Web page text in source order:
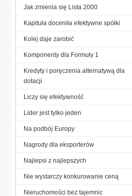
Jak zmienia się Lista 2000
Kapituła doceniła efektywne spółki
Kolej daje zarobić
Komponenty dla Formuły 1
Kredyty i poręczenia alternatywą dla
dotacji
Liczy się efektywność
Lider jest tylko jeden
Na podbój Europy
Nagrody dla eksporterów
Najlepsi z najlepszych
Nie wystarczy konkurowanie ceną
Nieruchomości bez tajemnic